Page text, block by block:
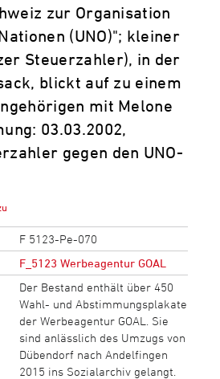
zur Organisation
(UNO)"; kleiner
Steuerzahler), in der
blickt auf zu einem
mit Melone
03.03.2002,
gegen den UNO-
F 5123-Pe-070
F_5123 Werbeagentur GOAL
Der Bestand enthält über 450
Wahl- und Abstimmungsplakate
der Werbeagentur GOAL. Sie
sind anlässlich des Umzugs von
Dübendorf nach Andelfingen
2015 ins Sozialarchiv gelangt.